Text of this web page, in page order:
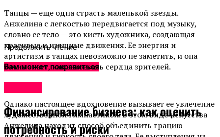
Танцы — еще одна страсть маленькой звезды.
Анжелина с легкостью передвигается под музыку,
словно ее тело — это кисть художника, создающая
красивые и изящные движения. Ее энергия и
артистизм в танцах невозможно не заметить, и она
точно знает, как завоевать сердца зрителей.
Однако настоящее вдохновение вызывает ее увлечение
художественной гимнастикой. В этом виде искусства
Анжелина находит способ объединить грацию
Продолжить чтение
Вам может понравиться
Финансирование бизнеса: как оценить
потребность и риски